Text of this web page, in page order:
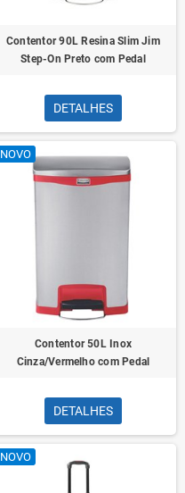
Contentor 90L Resina Slim Jim
Step-On Preto com Pedal
DETALHES
NOVO
Contentor 50L Inox
Cinza/Vermelho com Pedal
DETALHES
NOVO